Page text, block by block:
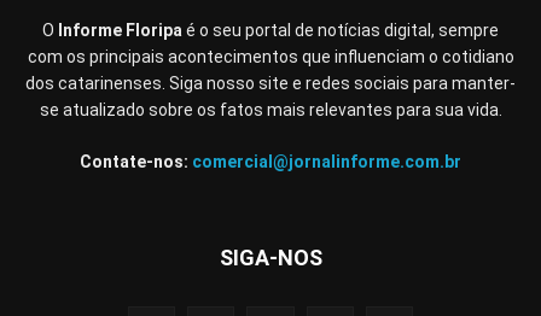
O Informe Floripaé o seu portal de notícias digital, sempre
com os principais acontecimentos que influenciam o cotidiano
dos catarinenses. Siga nosso site e redes sociais para manter-
se atualizado sobre os fatos mais relevantes para sua vida.
Contate-nos: comercial@jornalinforme.com.br
SIGA-NOS